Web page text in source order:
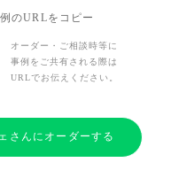
のURLをコピー
オーダー・ご相談時等に
事例をご共有される際は
URLでお伝えください。
さんにオーダーする